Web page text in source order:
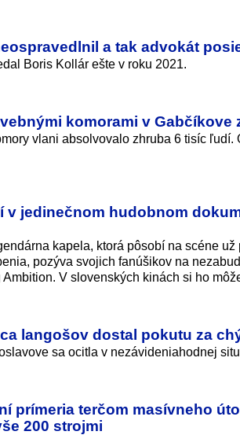
a tak advokát
Boris Kollár ešte v roku 2021.
komorami v Gabčíkove
vlani absolvovalo zhruba 6 tisíc
v jedinečnom hudobnom
kapela, ktorá pôsobí na scéne
pozýva svojich fanúšikov na
V slovenských kinách si ho
langošov dostal pokutu za
sa ocitla v nezávideniahodnej
prímeria terčom masívneho
200 strojmi